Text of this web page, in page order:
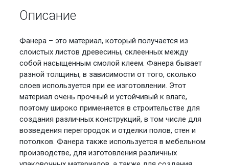
Описание
Фанера – это материал, который получается из
слоистых листов древесины, склеенных между
собой насыщенным смолой клеем. Фанера бывает
разной толщины, в зависимости от того, сколько
слоев используется при ее изготовлении. Этот
материал очень прочный и устойчивый к влаге,
поэтому широко применяется в строительстве для
создания различных конструкций, в том числе для
возведения перегородок и отделки полов, стен и
потолков. Фанера также используется в мебельном
производстве, для изготовления различных